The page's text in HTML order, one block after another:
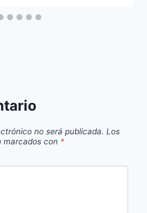
no será publicada. Los
marcados con *